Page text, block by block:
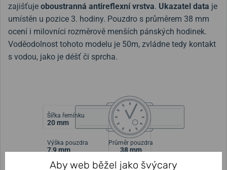
zajišťuje oboustranná antireflexní vrstva. Ukazatel data je
umístěn u pozice 3. hodiny. Pouzdro s průměrem 38 mm
ocení i milovníci rozměrově menších pánských hodinek.
Voděodolnost tohoto modelu je 50m, zvládne tedy kontakt
s vodou, jako je déšť či sprcha.
Šířka řemínku
20 mm
Výška pouzdra
7,9 mm
Průměr pouzdra
38 mm
Aby web běžel jako švýcary